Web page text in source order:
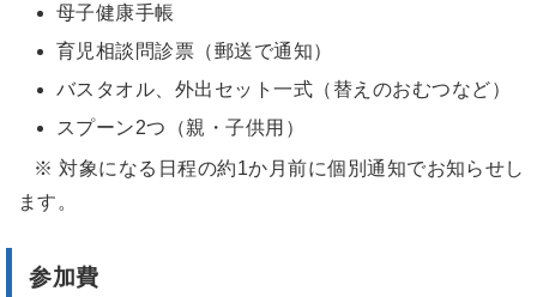
母子健康手帳
育児相談問診票（郵送で通知）
バスタオル、外出セット一式（替えのおむつなど）
スプーン2つ（親・子供用）
※ 対象になる日程の約1か月前に個別通知でお知らせし
ます。
参加費